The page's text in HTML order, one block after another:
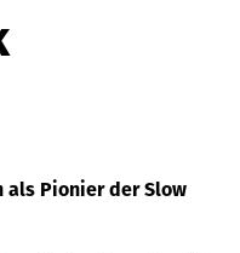
Pionier der Slow